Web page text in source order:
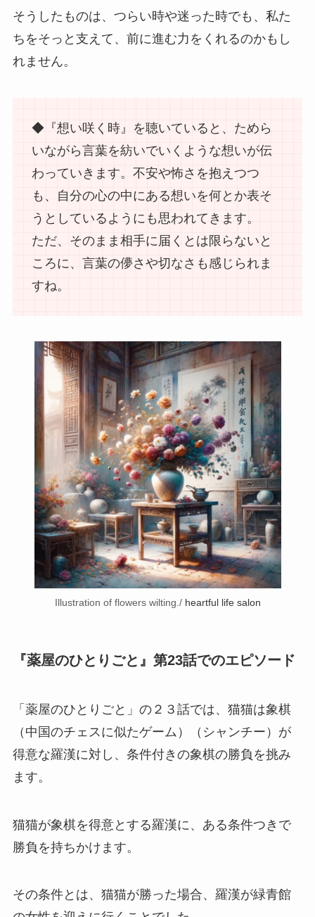
そうしたものは、つらい時や迷った時でも、私た
ちをそっと支えて、前に進む力をくれるのかもし
れません。
◆『想い咲く時』を聴いていると、ためら
いながら言葉を紡いでいくような想いが伝
わっていきます。不安や怖さを抱えつつ
も、自分の心の中にある想いを何とか表そ
うとしているようにも思われてきます。
ただ、そのまま相手に届くとは限らないと
ころに、言葉の儚さや切なさも感じられま
すね。
Illustration of flowers wilting./ heartful life salon
『薬屋のひとりごと』第23話でのエピソード
「薬屋のひとりごと」の２３話では、猫猫は象棋
（中国のチェスに似たゲーム）（シャンチー）が
得意な羅漢に対し、条件付きの象棋の勝負を挑み
ます。
猫猫が象棋を得意とする羅漢に、ある条件つきで
勝負を持ちかけます。
その条件とは、猫猫が勝った場合、羅漢が緑青館